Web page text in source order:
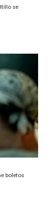
se
boletos